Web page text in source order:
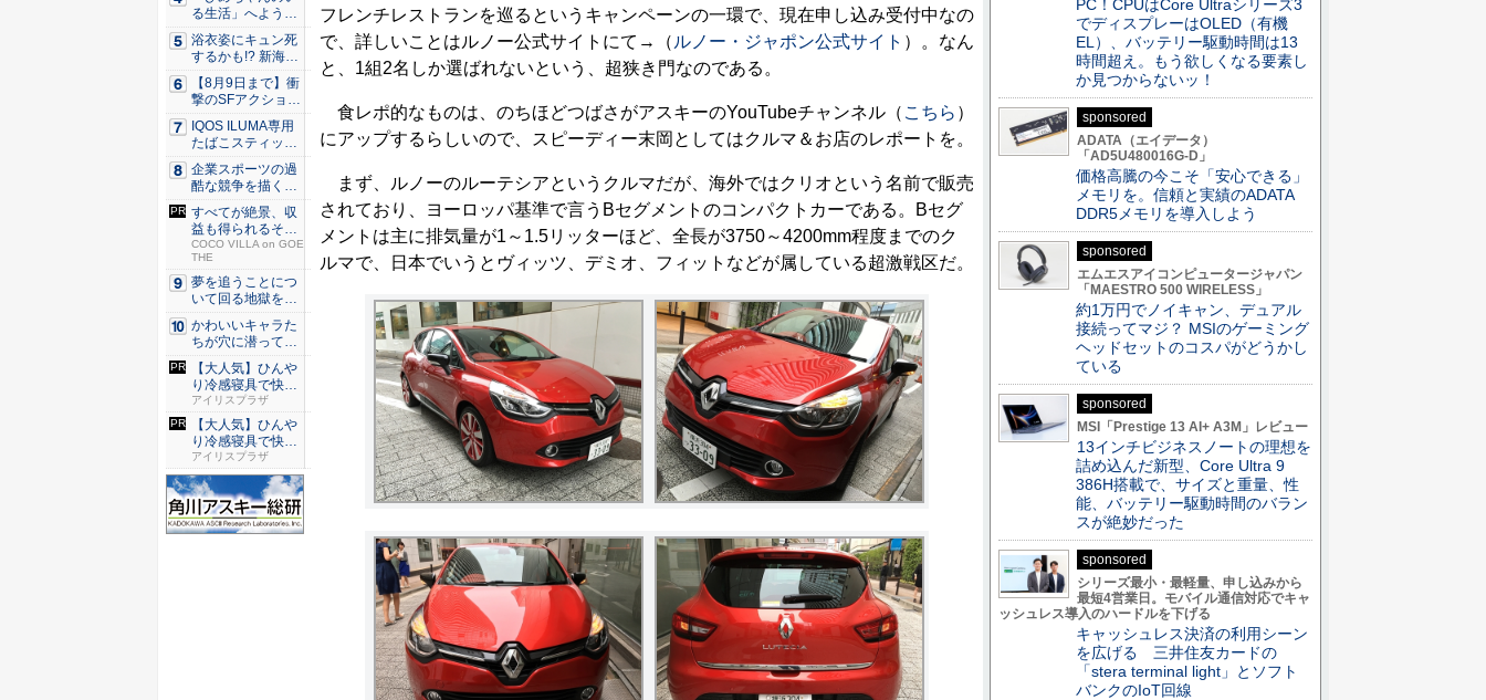
フレンチレストランを巡るというキャンペーンの一環で、現在申し込み受付中なの
で、詳しいことはルノー公式サイトにて→（ ルノー・ジャポン公式サイト ）。なん
と、1組2名しか選ばれないという、超狭き門なのである。
食レポ的なものは、のちほどつばさがアスキーのYouTubeチャンネル（ こちら ）
にアップするらしいので、スピーディー末岡としてはクルマ＆お店のレポートを。
まず、ルノーのルーテシアというクルマだが、海外ではクリオという名前で販売
されており、ヨーロッパ基準で言うBセグメントのコンパクトカーである。Bセグ
メントは主に排気量が1～1.5リッターほど、全長が3750～4200mm程度までのク
ルマで、日本でいうとヴィッツ、デミオ、フィットなどが属している超激戦区だ。
る生活」へようこ
そ！ 「...
浴衣姿にキュン死
するかも!? 新海ま
きが...
【8月9日まで】衝
撃のSFアクション
『G...
IQOS ILUMA専用
たばこスティッ
ク...
企業スポーツの過
酷な競争を描く『J
JM ...
すべてが絶景、収
益も得られるその
仕組みと...
COCO VILLA on GOE
THE
夢を追うことにつ
いて回る地獄を描
く『二階...
かわいいキャラた
ちが穴に潜ってひ
どい目に...
【大人気】ひんや
り冷感寝具で快適
な睡眠を...
アイリスプラザ
【大人気】ひんや
り冷感寝具で快適
な睡眠を...
アイリスプラザ
PC！CPUはCore Ultraシリーズ3
でディスプレーはOLED（有機
EL）、バッテリー駆動時間は13
時間超え。もう欲しくなる要素し
か見つからないッ！
sponsored
ADATA（エイデータ）
「AD5U480016G-D」
価格高騰の今こそ「安心できる」
メモリを。信頼と実績のADATA
DDR5メモリを導入しよう
sponsored
エムエスアイコンピュータージャパン
「MAESTRO 500 WIRELESS」
約1万円でノイキャン、デュアル
接続ってマジ？ MSIのゲーミング
ヘッドセットのコスパがどうかし
ている
sponsored
MSI「Prestige 13 AI+ A3M」レビュー
13インチビジネスノートの理想を
詰め込んだ新型、Core Ultra 9
386H搭載で、サイズと重量、性
能、バッテリー駆動時間のバラン
スが絶妙だった
sponsored
シリーズ最小・最軽量、申し込みから
最短4営業日。モバイル通信対応でキャ
ッシュレス導入のハードルを下げる
キャッシュレス決済の利用シーン
を広げる 三井住友カードの
「stera terminal light」とソフト
バンクのIoT回線